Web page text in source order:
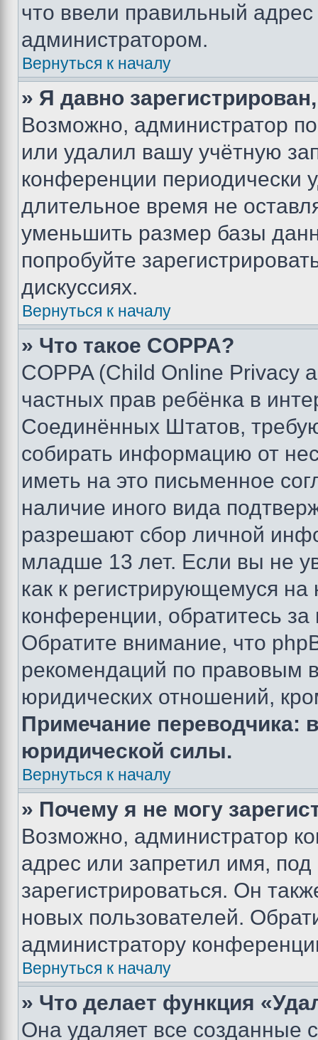
что ввели правильный адрес
администратором.
Вернуться к началу
» Я давно
Возможно, администратор
или удалил вашу учётную
конференции периодически
длительное время не
уменьшить размер базы
попробуйте
дискуссиях.
Вернуться к началу
» Что такое COPPA?
COPPA (Child Online Privacy
частных прав ребёнка в
Соединённых Штатов,
собирать информацию от
иметь на это письменное
наличие иного вида
разрешают сбор личной
младше 13 лет. Если вы не
как к регистрирующемуся
конференции, обратитесь
Обратите внимание, что
рекомендаций по правовым
юридических отношений,
Примечание переводчика:
юридической силы.
Вернуться к началу
» Почему я не могу
Возможно, администратор
адрес или запретил имя,
зарегистрироваться. Он
новых пользователей.
администратору
Вернуться к началу
» Что делает функция
Она удаляет все созданные